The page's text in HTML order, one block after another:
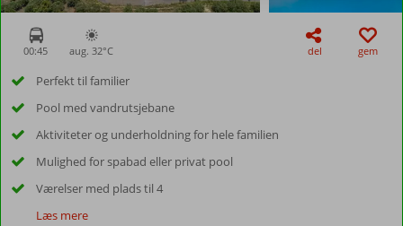
00:45 aug. 32°C del gem
Perfekt til familier
Pool med vandrutsjebane
Aktiviteter og underholdning for hele familien
Mulighed for spabad eller privat pool
Værelser med plads til 4
Læs mere